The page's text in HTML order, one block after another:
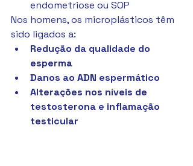
endometriose ou SOP
Nos homens, os microplásticos têm
sido ligados a:
Redução da qualidade do
esperma
Danos ao ADN espermático
Alterações nos níveis de
testosterona e inflamação
testicular